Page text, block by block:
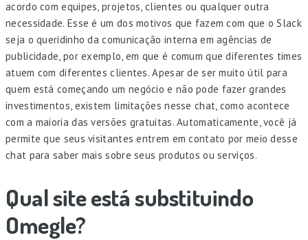
acordo com equipes, projetos, clientes ou qualquer outra
necessidade. Esse é um dos motivos que fazem com que o Slack
seja o queridinho da comunicação interna em agências de
publicidade, por exemplo, em que é comum que diferentes times
atuem com diferentes clientes. Apesar de ser muito útil para
quem está começando um negócio e não pode fazer grandes
investimentos, existem limitações nesse chat, como acontece
com a maioria das versões gratuitas. Automaticamente, você já
permite que seus visitantes entrem em contato por meio desse
chat para saber mais sobre seus produtos ou serviços.
Qual site está substituindo
Omegle?